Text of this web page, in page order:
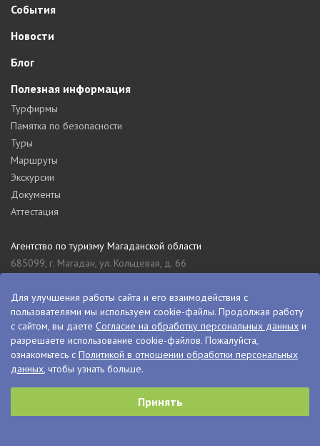
События
Новости
Блог
Полезная информация
Турфирмы
Памятка по безопасности
Туры
Маршруты
Экскурсии
Документы
Аттестация
Агентство по туризму Магаданской области
685099, г. Магадан, ул. Кольцевая, д. 66
8 (4132) 61-76-67
Туристский информационный центр Магаданской области
685000, г. Магадан, ул. Пролетарская, д. 11
visitkolyma@mail.ru
+7 (4132) 60-70-11
+7 (4132) 61-73-15
Для улучшения работы сайта и его взаимодействия с
пользователями мы используем cookie-файлы. Продолжая работу
с сайтом, вы даете Согласие на обработку персональных данных и
разрешаете использование cookie-файлов. Пожалуйста,
ознакомьтесь с Политикой в отношении обработки персональных
данных, чтобы узнать больше.
Принять